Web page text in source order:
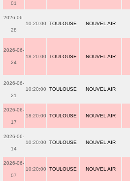
01
2026-06-
28
10:20:00 TOULOUSE NOUVEL AIR
2026-06-
24
18:20:00 TOULOUSE NOUVEL AIR
2026-06-
21
10:20:00 TOULOUSE NOUVEL AIR
2026-06-
17
18:20:00 TOULOUSE NOUVEL AIR
2026-06-
14
10:20:00 TOULOUSE NOUVEL AIR
2026-06-
07
10:20:00 TOULOUSE NOUVEL AIR